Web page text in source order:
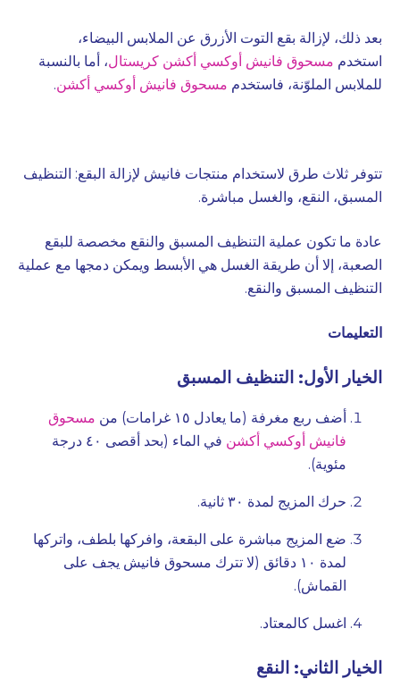
بعد ذلك، لإزالة بقع التوت الأزرق عن الملابس البيضاء،
استخدم مسحوق فانيش أوكسي أكشن كريستال، أما بالنسبة
للملابس الملوّنة، فاستخدم مسحوق فانيش أوكسي أكشن.
تتوفر ثلاث طرق لاستخدام منتجات فانيش لإزالة البقع: التنظيف
المسبق، النقع، والغسل مباشرة.
عادة ما تكون عملية التنظيف المسبق والنقع مخصصة للبقع
الصعبة، إلا أن طريقة الغسل هي الأبسط ويمكن دمجها مع عملية
التنظيف المسبق والنقع.
التعليمات
الخيار الأول: التنظيف المسبق
أضف ربع مغرفة (ما يعادل ١٥ غرامات) من
مسحوق
فانيش أوكسي أكشن
في الماء (بحد أقصى ٤٠ درجة
مئوية).
حرك المزيج لمدة ٣٠ ثانية.
ضع المزيج مباشرة على البقعة، وافركها بلطف، واتركها
لمدة ١٠ دقائق (لا تترك مسحوق فانيش يجف على
القماش).
اغسل كالمعتاد.
الخيار الثاني: النقع